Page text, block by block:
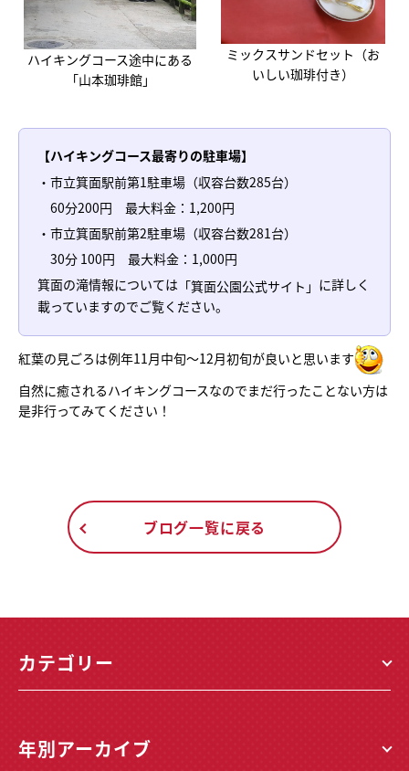
ハイキングコース途中にある
「山本珈琲館」
ミックスサンドセット（お
いしい珈琲付き）
【ハイキングコース最寄りの駐車場】
・市立箕面駅前第1駐車場（収容台数285台）
60分200円 最大料金：1,200円
・市立箕面駅前第2駐車場（収容台数281台）
30分 100円 最大料金：1,000円
箕面の滝情報については 「箕面公園公式サイト」 に詳しく
載っていますのでご覧ください。
紅葉の見ごろは例年11月中旬～12月初旬が良いと思います
自然に癒されるハイキングコースなのでまだ行ったことない方は
是非行ってみてください！
ブログ一覧に戻る
カテゴリー
年別アーカイブ